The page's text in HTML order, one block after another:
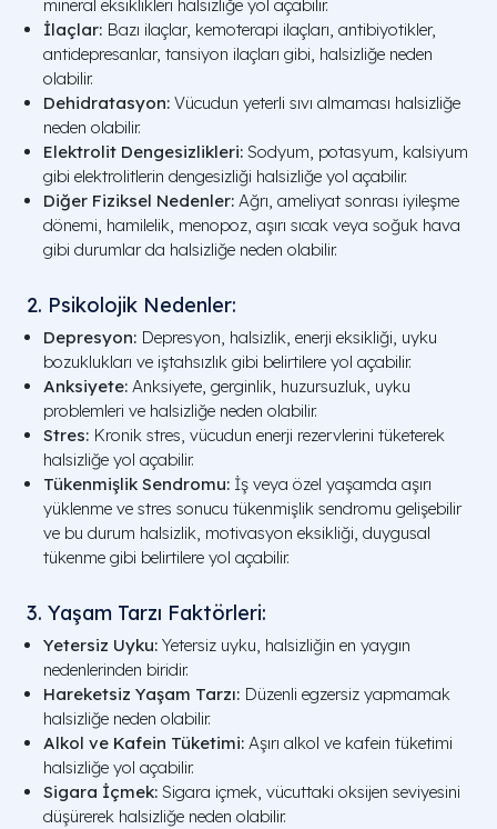
mineral eksiklikleri halsizliğe yol açabilir.
İlaçlar: Bazı ilaçlar, kemoterapi ilaçları, antibiyotikler,
antidepresanlar, tansiyon ilaçları gibi, halsizliğe neden
olabilir.
Dehidratasyon: Vücudun yeterli sıvı almaması halsizliğe
neden olabilir.
Elektrolit Dengesizlikleri: Sodyum, potasyum, kalsiyum
gibi elektrolitlerin dengesizliği halsizliğe yol açabilir.
Diğer Fiziksel Nedenler: Ağrı, ameliyat sonrası iyileşme
dönemi, hamilelik, menopoz, aşırı sıcak veya soğuk hava
gibi durumlar da halsizliğe neden olabilir.
2. Psikolojik Nedenler:
Depresyon: Depresyon, halsizlik, enerji eksikliği, uyku
bozuklukları ve iştahsızlık gibi belirtilere yol açabilir.
Anksiyete: Anksiyete, gerginlik, huzursuzluk, uyku
problemleri ve halsizliğe neden olabilir.
Stres: Kronik stres, vücudun enerji rezervlerini tüketerek
halsizliğe yol açabilir.
Tükenmişlik Sendromu: İş veya özel yaşamda aşırı
yüklenme ve stres sonucu tükenmişlik sendromu gelişebilir
ve bu durum halsizlik, motivasyon eksikliği, duygusal
tükenme gibi belirtilere yol açabilir.
3. Yaşam Tarzı Faktörleri:
Yetersiz Uyku: Yetersiz uyku, halsizliğin en yaygın
nedenlerinden biridir.
Hareketsiz Yaşam Tarzı: Düzenli egzersiz yapmamak
halsizliğe neden olabilir.
Alkol ve Kafein Tüketimi: Aşırı alkol ve kafein tüketimi
halsizliğe yol açabilir.
Sigara İçmek: Sigara içmek, vücuttaki oksijen seviyesini
düşürerek halsizliğe neden olabilir.